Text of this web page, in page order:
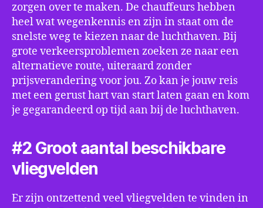
zorgen over te maken. De chauffeurs hebben
heel wat wegenkennis en zijn in staat om de
snelste weg te kiezen naar de luchthaven. Bij
grote verkeersproblemen zoeken ze naar een
alternatieve route, uiteraard zonder
prijsverandering voor jou. Zo kan je jouw reis
met een gerust hart van start laten gaan en kom
je gegarandeerd op tijd aan bij de luchthaven.
#2 Groot aantal beschikbare
vliegvelden
Er zijn ontzettend veel vliegvelden te vinden in